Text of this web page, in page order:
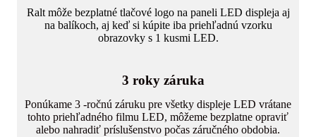
Ralt môže bezplatné tlačové logo na paneli LED displeja aj
na balíkoch, aj keď si kúpite iba priehľadnú vzorku
obrazovky s 1 kusmi LED.
3 roky záruka
Ponúkame 3 -ročnú záruku pre všetky displeje LED vrátane
tohto priehľadného filmu LED, môžeme bezplatne opraviť
alebo nahradiť príslušenstvo počas záručného obdobia.